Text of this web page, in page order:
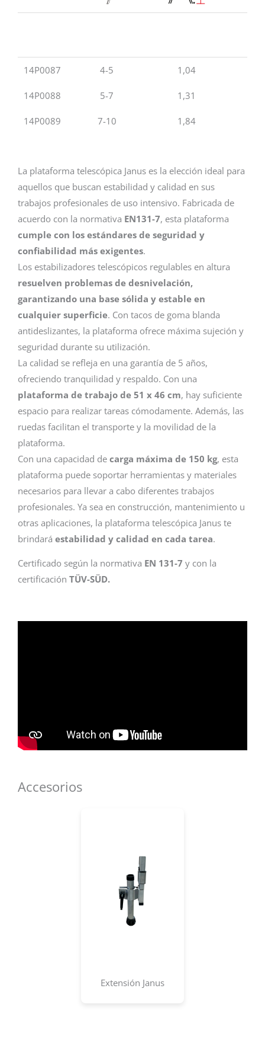
14P0087 4-5 1,04
14P0088 5-7 1,31
14P0089 7-10 1,84
La plataforma telescópica Janus es la elección ideal para
aquellos que buscan estabilidad y calidad en sus
trabajos profesionales de uso intensivo. Fabricada de
acuerdo con la normativa EN131-7, esta plataforma
cumple con los estándares de seguridad y
confiabilidad más exigentes.
Los estabilizadores telescópicos regulables en altura
resuelven problemas de desnivelación,
garantizando una base sólida y estable en
cualquier superficie. Con tacos de goma blanda
antideslizantes, la plataforma ofrece máxima sujeción y
seguridad durante su utilización.
La calidad se refleja en una garantía de 5 años,
ofreciendo tranquilidad y respaldo. Con una
plataforma de trabajo de 51 x 46 cm, hay suficiente
espacio para realizar tareas cómodamente. Además, las
ruedas facilitan el transporte y la movilidad de la
plataforma.
Con una capacidad de carga máxima de 150 kg, esta
plataforma puede soportar herramientas y materiales
necesarios para llevar a cabo diferentes trabajos
profesionales. Ya sea en construcción, mantenimiento u
otras aplicaciones, la plataforma telescópica Janus te
brindará estabilidad y calidad en cada tarea.
Certificado según la normativa EN 131-7 y con la
certificación TÜV-SÜD.
Accesorios
Extensión Janus